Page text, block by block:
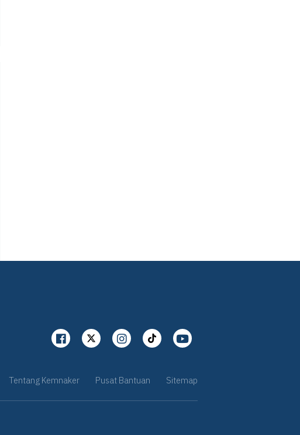
Tentang Kemnaker Pusat Bantuan Sitemap